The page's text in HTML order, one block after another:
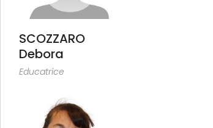
SCOZZARO
Debora
Educatrice